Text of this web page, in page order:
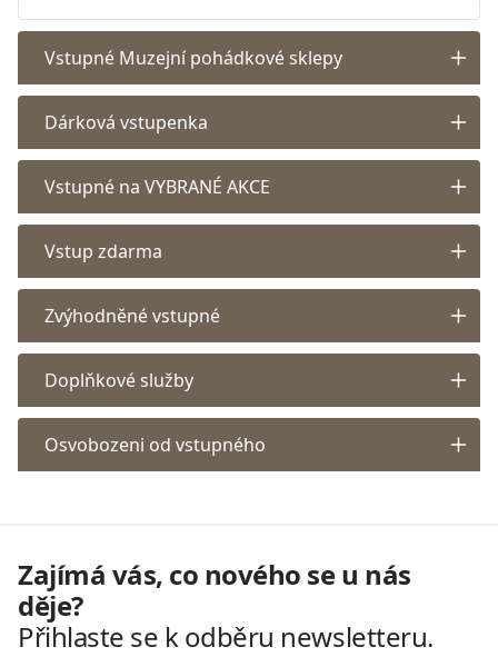
Vstupné Muzejní pohádkové sklepy
Dárková vstupenka
Vstupné na VYBRANÉ AKCE
Vstup zdarma
Zvýhodněné vstupné
Doplňkové služby
Osvobozeni od vstupného
Zajímá vás, co nového se u nás
děje?
Přihlaste se k odběru newsletteru.